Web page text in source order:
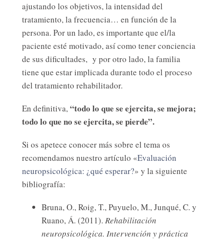
ajustando los objetivos, la intensidad del
tratamiento, la frecuencia… en función de la
persona. Por un lado, es importante que el/la
paciente esté motivado, así como tener conciencia
de sus dificultades, y por otro lado, la familia
tiene que estar implicada durante todo el proceso
del tratamiento rehabilitador.
En definitiva,“todo lo que se ejercita, se mejora;
todo lo que no se ejercita, se pierde”.
Si os apetece conocer más sobre el tema os
recomendamos nuestro artículo «Evaluación
neuropsicológica: ¿qué esperar?» y la siguiente
bibliografía:
Bruna, O., Roig, T., Puyuelo, M., Junqué, C. y
Ruano, Á. (2011). Rehabilitación
neuropsicológica. Intervención y práctica